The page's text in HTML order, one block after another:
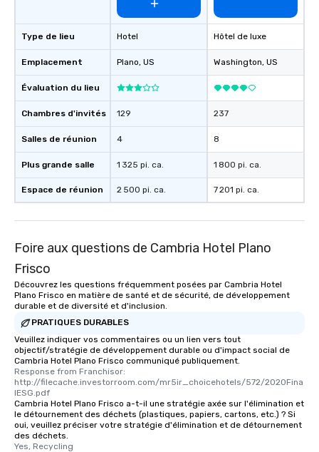
Type de lieu
Emplacement
Évaluation du lieu
Chambres d'invités
Salles de réunion
Plus grande salle
Espace de réunion
Hotel
Plano, US
129
4
1 325 pi. ca.
2 500 pi. ca.
Hôtel de luxe
Washington, US
237
8
1 800 pi. ca.
7 201 pi. ca.
Foire aux questions de Cambria Hotel Plano
Frisco
Découvrez les questions fréquemment posées par Cambria Hotel
Plano Frisco en matière de santé et de sécurité, de développement
durable et de diversité et d'inclusion.
PRATIQUES DURABLES
Veuillez indiquer vos commentaires ou un lien vers tout
objectif/stratégie de développement durable ou d'impact social de
Cambria Hotel Plano Frisco communiqué publiquement.
Response from Franchisor:
http://filecache.investorroom.com/mr5ir_choicehotels/572/2020Fina
lESG.pdf
Cambria Hotel Plano Frisco a-t-il une stratégie axée sur l'élimination et
le détournement des déchets (plastiques, papiers, cartons, etc.) ? Si
oui, veuillez préciser votre stratégie d'élimination et de détournement
des déchets.
Yes, Recycling